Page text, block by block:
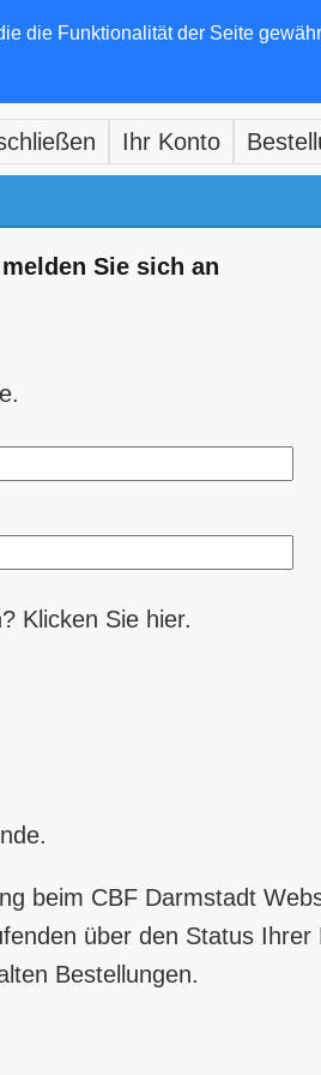
die Funktionalität der Seite
Ihr Konto
Sie sich an
Klicken Sie hier.
beim CBF Darmstadt
über den Status
Bestellungen.